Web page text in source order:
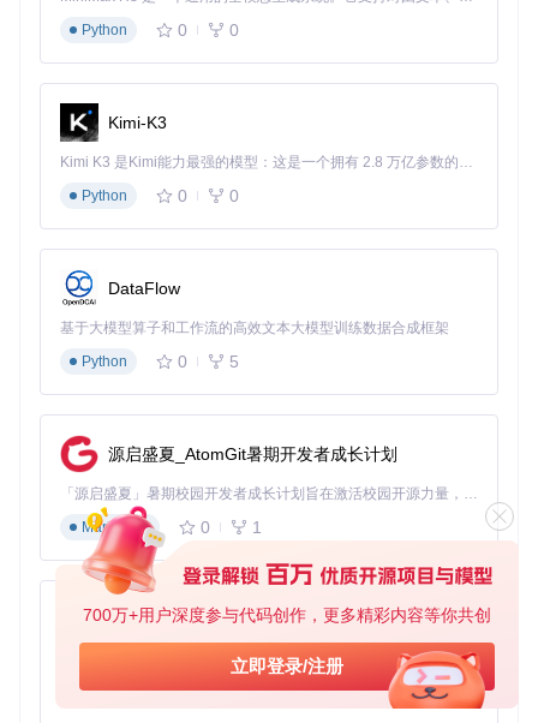
700万+用户深度参与代码创作，更多精彩内容等你共创
立即登录/注册
效果验证：三级验证体系
基础验证：功能完整性检查
基础验证主要检查IOPaint的核心功能是否正常工作。以物体
移除功能为例：
笼。
使用画笔工具标记图片中不需要的物体（如左侧的白色灯
笼）。
对比处理前后的图片，确认不需要的物体已被成功移除，
且移除区域与周围环境融合自然。
图1：物体移除前的原始图片
图2：使用IOPaint移除不需要物体后的效果
进阶验证：复杂场景处理能力
进阶验证主要测试IOPaint在复杂场景下的处理能力。以人物
打开测试图片assets/unwant_person.jpg，这张图片中有
Python
0 0
Kimi-K3
Kimi K3 是Kimi能力最强的模型：这是一个拥有 2.8 万亿参数的混合专家（MoE）模型，具备原生视觉理解能力，并支持 100 万 token 的上下文窗口。
Python
0 0
DataFlow
基于大模型算子和工作流的高效文本大模型训练数据合成框架
Python
0 5
源启盛夏_AtomGit暑期开发者成长计划
「源启盛夏」暑期校园开发者成长计划旨在激活校园开源力量，通过积分激励、认证扶持、资源倾斜等形式，引导高校组织和开发者完成「入驻 — 建项目 — 做贡献 — 获认证 — 得资源」的完整闭环。无论你是想带领社团入驻平台的组织者，还是希望用代码贡献证明自己的开发者，都能在这里找到属于你的成长路径。
Markdown
0 1
py-xiaozhi
基于Python的Xiaozhi AI，适用于想要完整Xiaozhi体验而无需拥有专用硬件的用户。
Python
0 1